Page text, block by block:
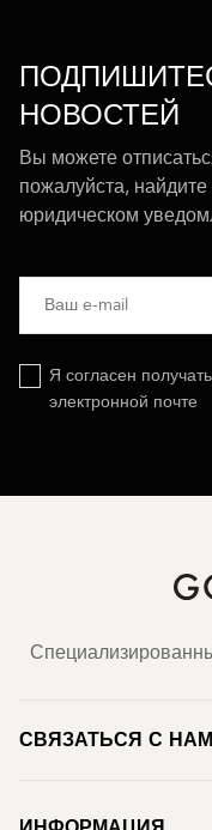
НОВОСТЕЙ
Вы можете
пожалуйста,
юридическом
Я согласен
электронной почте
СВЯЗАТЬСЯ С